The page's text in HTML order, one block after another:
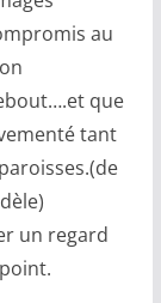
au
que
tant
un regard